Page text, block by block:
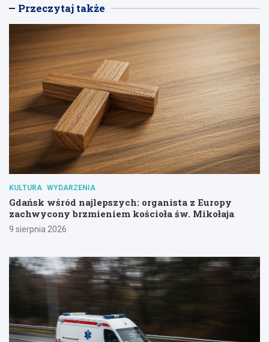
Przeczytaj także
KULTURA WYDARZENIA
Gdańsk wśród najlepszych: organista z Europy
zachwycony brzmieniem kościoła św. Mikołaja
9 sierpnia 2026